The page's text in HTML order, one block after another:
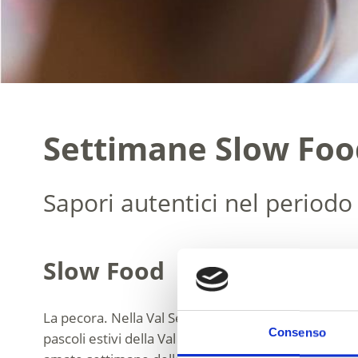
Consenso
Settimane Slow
Sapori autentici nel
Slow Food
La pecora. Nella Val Senales si intrecciano
pascoli estivi della Val Ötztal alla Val Senales –